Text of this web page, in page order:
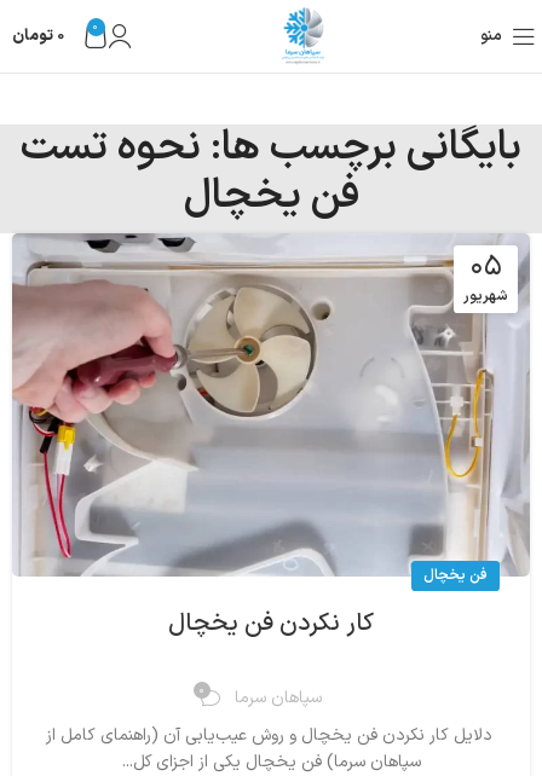
منو 0
0 تومان
بایگانی برچسب ها: نحوه تست
فن یخچال
۰۵
شهریور
فن یخچال
کار نکردن فن یخچال
سپاهان سرما 0
دلایل کار نکردن فن یخچال و روش عیب‌یابی آن (راهنمای کامل از
سپاهان سرما) فن یخچال یکی از اجزای کل...